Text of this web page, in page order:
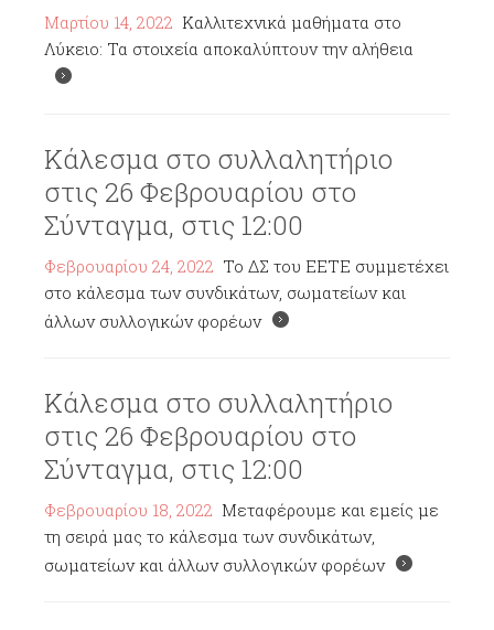
Μαρτίου 14, 2022 Καλλιτεχνικά μαθήματα στο
Λύκειο: Τα στοιχεία αποκαλύπτουν την αλήθεια
Κάλεσμα στο συλλαλητήριο
στις 26 Φεβρουαρίου στο
Σύνταγμα, στις 12:00
Φεβρουαρίου 24, 2022 Το ΔΣ του ΕΕΤΕ συμμετέχει
στο κάλεσμα των συνδικάτων, σωματείων και
άλλων συλλογικών φορέων
Κάλεσμα στο συλλαλητήριο
στις 26 Φεβρουαρίου στο
Σύνταγμα, στις 12:00
Φεβρουαρίου 18, 2022 Μεταφέρουμε και εμείς με
τη σειρά μας το κάλεσμα των συνδικάτων,
σωματείων και άλλων συλλογικών φορέων